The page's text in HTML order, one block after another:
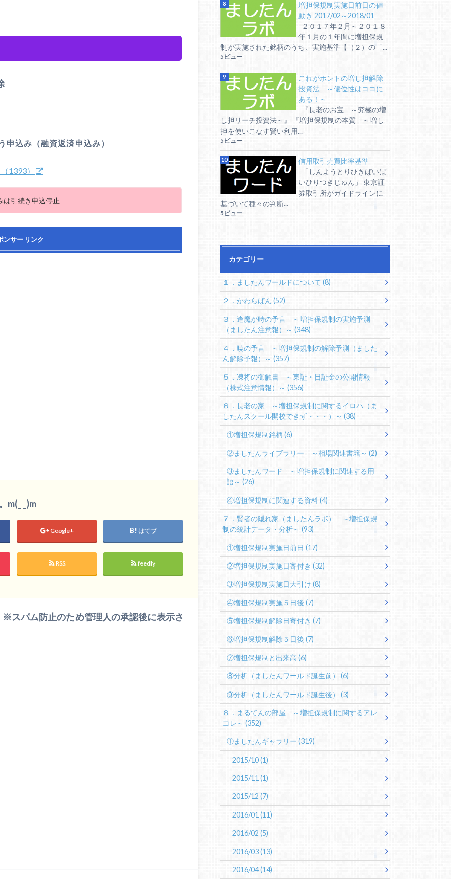
込み（融資返済申込み）
1393）
は引続き申込停止
ンサー リンク
m(_ _)m
Google+ はてブ
RSS feedly
パム防止のため管理人の承認後に表示さ
増担保規制実施日前日の値
動き 2017/02～2018/01
２０１７年２月～２０１８
年１月の１年間に増担保規
制が実施された銘柄のうち、実施基準【（２）の「...
5ビュー
これがホントの増し担解除
投資法 ～優位性はココに
ある！～
『長老のお宝 ～究極の増
し担リーチ投資法～』 『増担保規制の本質 ～増し
担を使いこなす賢い利用...
5ビュー
信用取引売買比率基準
「しんようとりひきばいば
いひりつきじゅん」 東京証
券取引所がガイドラインに
基づいて種々の判断...
5ビュー
カテゴリー
１．ましたんワールドについて(8)
２．かわらばん(52)
３．逢魔が時の予言 ～増担保規制の実施予測
（ましたん注意報）～(348)
４．暁の予言 ～増担保規制の解除予測（ました
ん解除予報）～(357)
５．凍将の御触書 ～東証・日証金の公開情報
（株式注意情報）～(356)
６．長老の家 ～増担保規制に関するイロハ（ま
したんスクール開校できず・・・）～(38)
①増担保規制銘柄 (6)
②ましたんライブラリー ～相場関連書籍～ (2)
③ましたんワード ～増担保規制に関連する用
語～ (26)
④増担保規制に関連する資料(4)
７．賢者の隠れ家（ましたんラボ） ～増担保規
制の統計データ・分析～(93)
①増担保規制実施日前日 (17)
②増担保規制実施日寄付き (32)
③増担保規制実施日大引け (8)
④増担保規制実施５日後 (7)
⑤増担保規制解除日寄付き (7)
⑥増担保規制解除５日後 (7)
⑦増担保規制と出来高 (6)
⑧分析（ましたんワールド誕生前） (6)
⑨分析（ましたんワールド誕生後） (3)
８．まるてんの部屋 ～増担保規制に関するアレ
コレ～(352)
①ましたんギャラリー (319)
2015/10(1)
2015/11(1)
2015/12(7)
2016/01(11)
2016/02(5)
2016/03(13)
2016/04(14)